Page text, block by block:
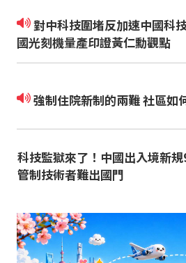
對中科技圍堵反加速中國科技自主？！中
國光刻機量產印證黃仁勳觀點
強制住院新制的兩難 社區如
科技監獄來了！中國出入境新
管制技術者難出國門